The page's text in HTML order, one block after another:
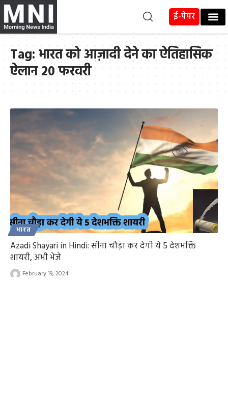
ई-पेपर
Tag:भारत को आज़ादी देने का ऐतिहासिक
ऐलान 20 फरवरी
भारत
Azadi Shayari in Hindi: सीना चौड़ा कर देगी ये 5 देशभक्ति
शायरी, अभी भेजे
February 19, 2024